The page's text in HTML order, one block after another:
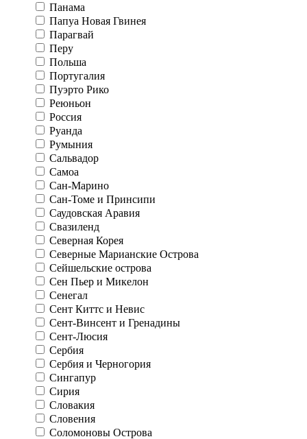
Панама
Папуа Новая Гвинея
Парагвай
Перу
Польша
Португалия
Пуэрто Рико
Реюньон
Россия
Руанда
Румыния
Сальвадор
Самоа
Сан-Марино
Сан-Томе и Принсипи
Саудовская Аравия
Свазиленд
Северная Корея
Северные Марианские Острова
Сейшельские острова
Сен Пьер и Микелон
Сенегал
Сент Киттс и Невис
Сент-Винсент и Гренадины
Сент-Люсия
Сербия
Сербия и Черногория
Сингапур
Сирия
Словакия
Словения
Соломоновы Острова